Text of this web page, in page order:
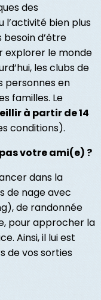
des
l’activité bien plus
d’être
explorer le monde
les clubs de
personnes en
familles. Le
à partir de 14
conditions).
votre ami(e) ?
dans la
de nage avec
de randonnée
pour approcher la
Ainsi, il lui est
de vos sorties